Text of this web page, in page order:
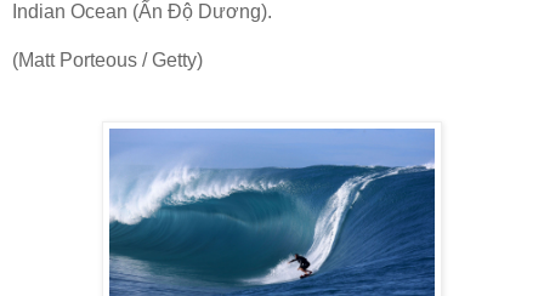
Indian Ocean (Ấn Độ Dương).
(Matt Porteous / Getty)